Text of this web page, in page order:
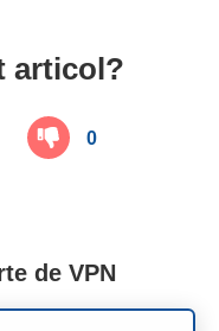
articol?
0
de VPN